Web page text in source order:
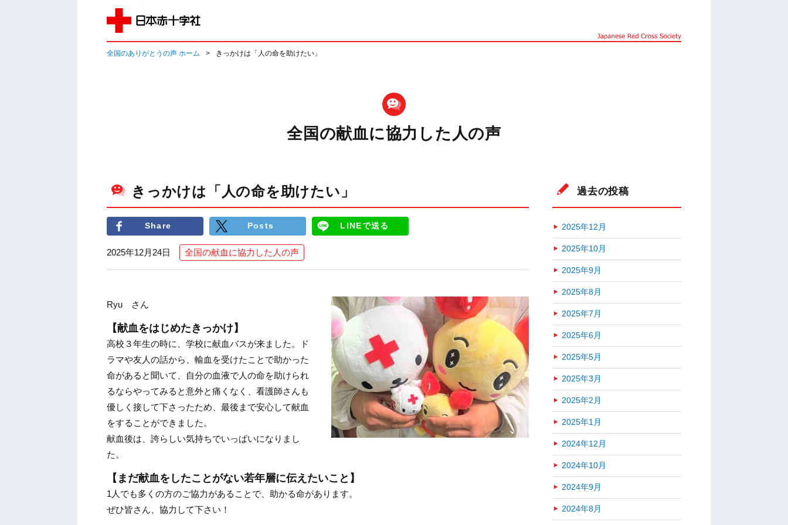
全国のありがとうの声 ホーム きっかけは「人の命を助けたい」
全国の献血に協力した人の声
きっかけは「人の命を助けたい」
Share Posts LINEで送る
2025年12月24日 全国の献血に協力した人の声
Ryu さん
【献血をはじめたきっかけ】
高校３年生の時に、学校に献血バスが来ました。ド
ラマや友人の話から、輸血を受けたことで助かった
命があると聞いて、自分の血液で人の命を助けられ
るならやってみると意外と痛くなく、看護師さんも
優しく接して下さったため、最後まで安心して献血
をすることができました。
献血後は、誇らしい気持ちでいっぱいになりまし
た。
【まだ献血をしたことがない若年層に伝えたいこと】
1人でも多くの方のご協力があることで、助かる命があります。
ぜひ皆さん、協力して下さい！
過去の投稿
2025年12月
2025年10月
2025年9月
2025年8月
2025年7月
2025年6月
2025年5月
2025年3月
2025年2月
2025年1月
2024年12月
2024年10月
2024年9月
2024年8月